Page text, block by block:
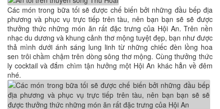
Các món trong bữa tối sẽ được chế biến bởi những đầu bếp địa
phương và phục vụ trực tiếp trên tàu, nên bạn bạn sẽ sẽ được
thưởng thức những món ăn rất đặc trưng của Hội An. Trên nền
nhạc du dương và khung cảnh thơ mộng tuyệt đẹp, bạn như được
thả mình dưới ánh sáng lung linh từ những chiếc đèn lồng hoa
sen trôi chầm chậm trên dòng sông thơ mộng. Cùng thưởng thức
ly cocktail và đắm chìm tận hưởng một Hội An khác hẳn về đêm
nhé.